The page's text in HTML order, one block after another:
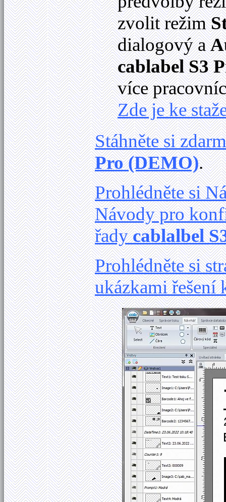
zvolit režim
dialogový a
cablabel S3
více
Zde je ke
Stáhněte si
Pro (DEMO).
Prohlédněte si
Návody pro
řadycablalbel
Prohlédněte si
ukázkami řešení